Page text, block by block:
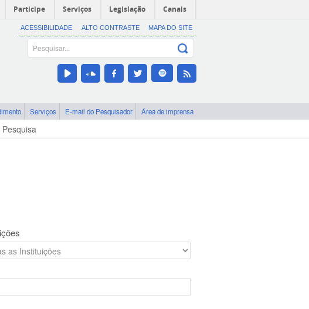
Participe Serviços Legislação Canais
ACESSIBILIDADE ALTO CONTRASTE MAPA DO SITE
Serviços E-mail do Pesquisador Área de imprensa